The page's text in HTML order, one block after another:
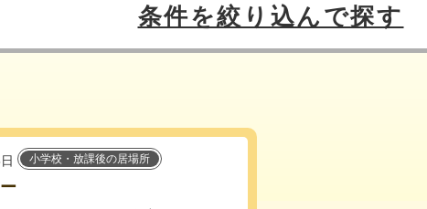
条件を絞り込んで探す
小学校・放課後の居場所